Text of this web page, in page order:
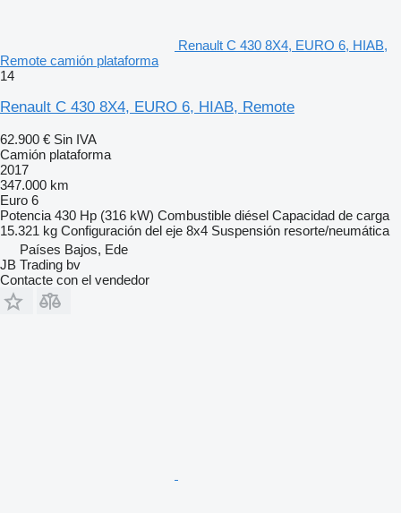
Renault C 430 8X4, EURO 6, HIAB,
Remote camión plataforma
14
Renault C 430 8X4, EURO 6, HIAB, Remote
62.900 € Sin IVA
Camión plataforma
2017
347.000 km
Euro 6
Potencia 430 Hp (316 kW) Combustible diésel Capacidad de carga
15.321 kg Configuración del eje 8x4 Suspensión resorte/neumática
Países Bajos, Ede
JB Trading bv
Contacte con el vendedor